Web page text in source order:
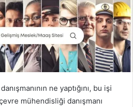
ne yaptığını, bu işi
mühendisliği danışmanı